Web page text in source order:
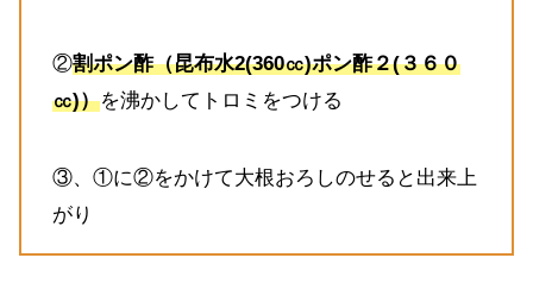
②割ポン酢（昆布水2(360㏄)ポン酢２(３６０
㏄)）を沸かしてトロミをつける
③、①に②をかけて大根おろしのせると出来上
がり